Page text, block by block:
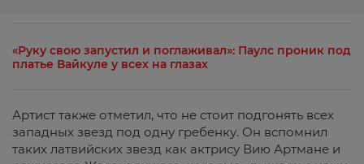
«Руку свою запустил и поглаживал»: Паулс проник под
платье Вайкуле у всех на глазах
Артист также отметил, что не стоит подгонять всех
западных звезд под одну гребенку. Он вспомнил
таких латвийских звезд как актрису Вию Артмане и